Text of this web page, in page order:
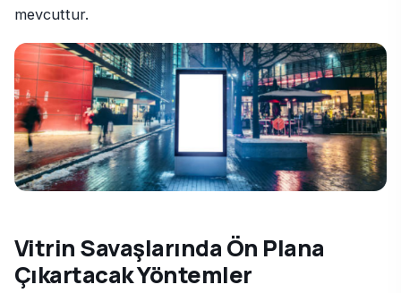
mevcuttur.
Vitrin Savaşlarında Ön Plana
Çıkartacak Yöntemler